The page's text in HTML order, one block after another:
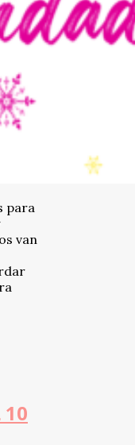
para
van
10